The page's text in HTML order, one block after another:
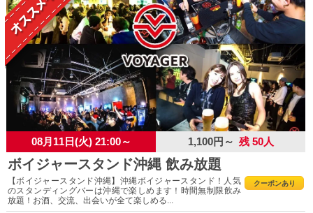
08月11日(火) 21:00～ 1,100円～ 残 50人
ボイジャースタンド沖縄 飲み放題
クーポンあり
【ボイジャースタンド沖縄】沖縄ボイジャースタンド！人気
のスタンディングバーは沖縄で楽しめます！時間無制限飲み
放題！お酒、交流、出会いが全て楽しめる...